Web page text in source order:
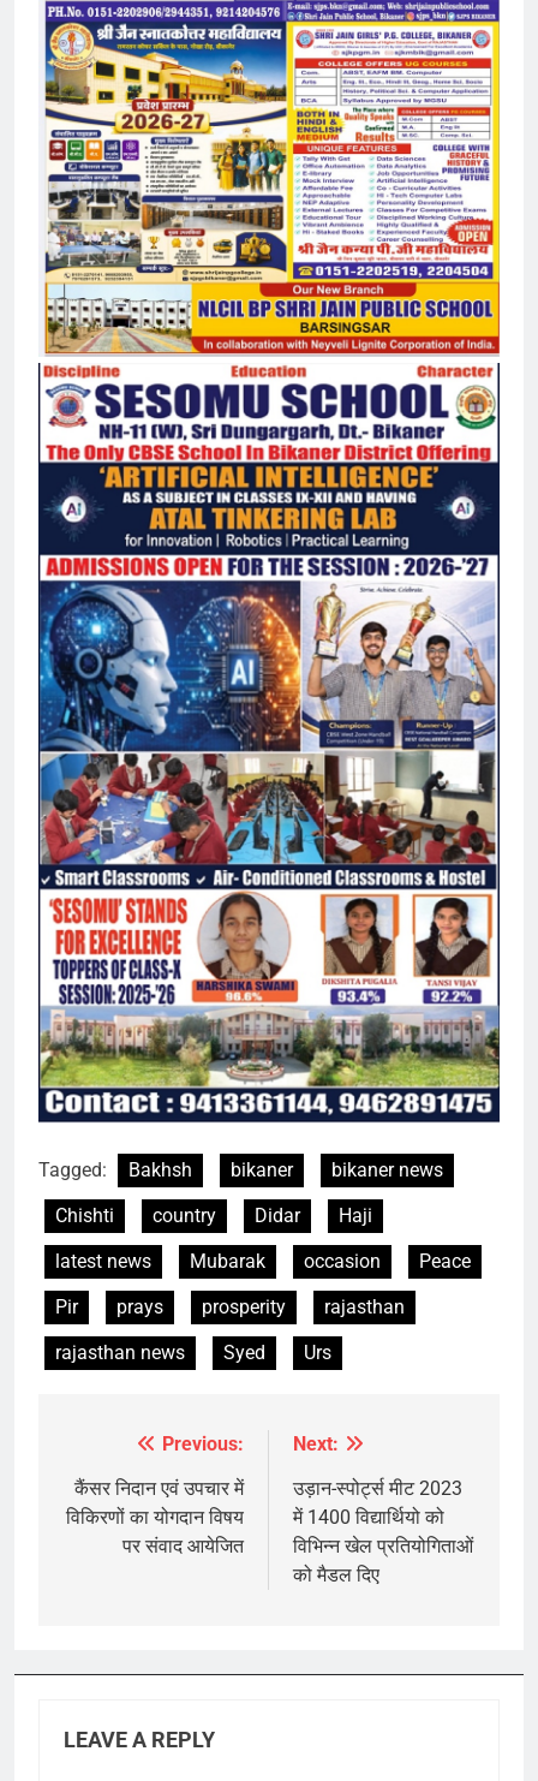
Tagged: Bakhsh bikaner
bikaner news
Chishti
country Didar
Haji
latest news
Mubarak occasion
Peace
Pir
prays prosperity
rajasthan
rajasthan news
Syed Urs
navigation
Previous:
कैंसर निदान एवं उपचार में
विकिरणों का योगदान विषय
पर संवाद आयेजित
Next:
उड़ान-स्पोर्ट्स मीट 2023
में 1400 विद्यार्थियो को
विभिन्न खेल प्रतियोगिताओं
को मैडल दिए
LEAVE A REPLY